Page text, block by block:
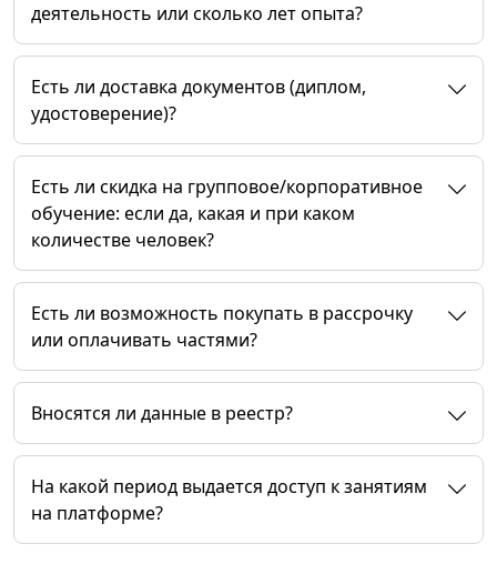
деятельность или сколько лет опыта?
Есть ли доставка документов (диплом,
удостоверение)?
Есть ли скидка на групповое/корпоративное
обучение: если да, какая и при каком
количестве человек?
Есть ли возможность покупать в рассрочку
или оплачивать частями?
Вносятся ли данные в реестр?
На какой период выдается доступ к занятиям
на платформе?